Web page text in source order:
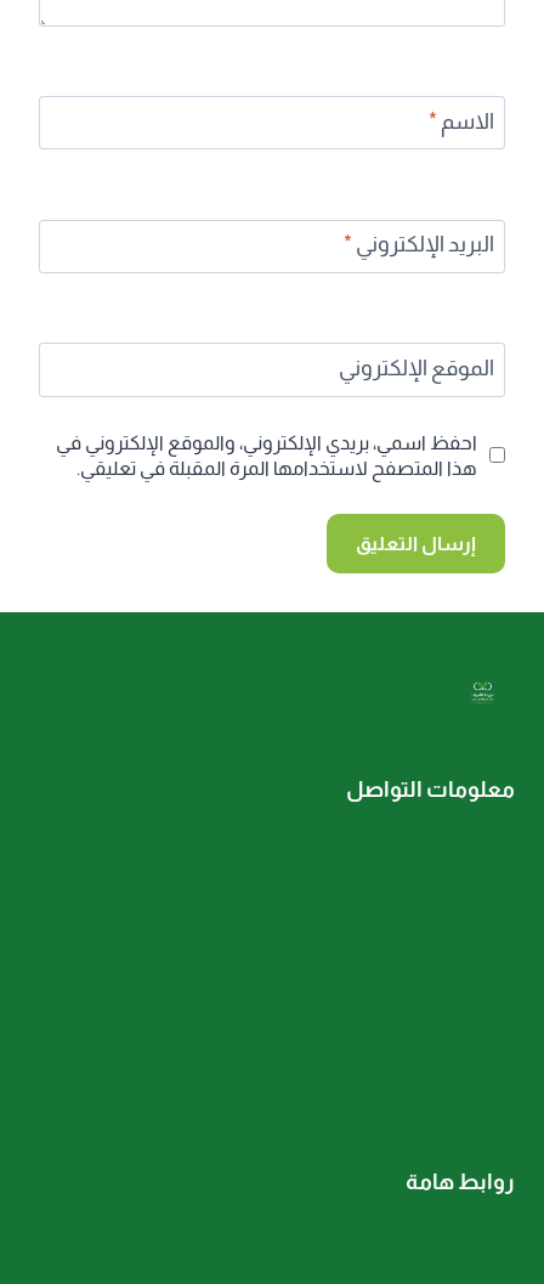
الاسم *
البريد الإلكتروني *
الموقع الإلكتروني
احفظ اسمي، بريدي الإلكتروني، والموقع الإلكتروني في
هذا المتصفح لاستخدامها المرة المقبلة في تعليقي.
معلومات التواصل
روابط هامة